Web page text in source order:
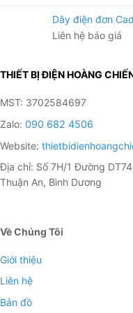
Dây điện đơn
Liên hệ báo giá
THIẾT BỊ ĐIỆN HOÀNG
MST: 3702584697
Zalo: 090 682 4506
Website:
Địa chỉ: Số 7H/1 Đường
Thuận An, Bình Dương
Về Chúng Tôi
Giới thiệu
Liên hệ
Bản đồ